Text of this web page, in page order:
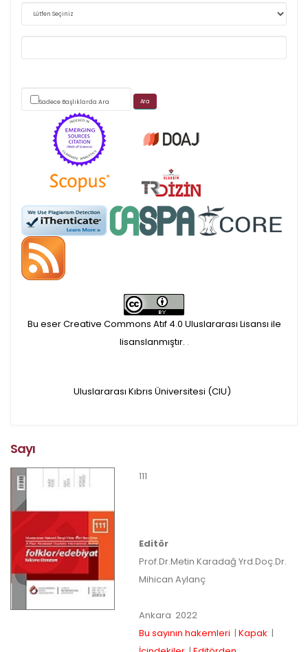
Scimago's grade
Öndenetimden geçen
makaleler için, 100 Avro
Makale İşletim Ücreti (APC)
Hakem sürecine alınacak
yazarlara geri iade
yapılmamaktadır.
Sadece Başlıklarda Ara
Bu eser Creative Commons Atıf 4.0 Uluslararası Lisansı ile
lisanslanmıştır. .
Uluslararası Kıbrıs Üniversitesi (CIU)
Sayı
111
Editör
Prof.Dr.Metin Karadağ Yrd.Doç.Dr.
Mihican Aylanç
Ankara 2022
Bu sayının hakemleri | Kapak |